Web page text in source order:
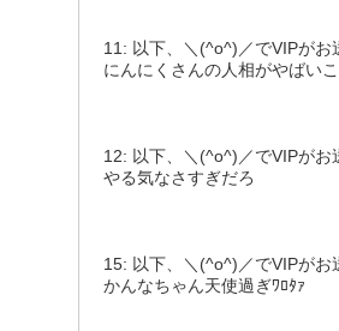
11: 以下、＼(^o^)／でVIPが
にんにくさんの人相がやばい
12: 以下、＼(^o^)／でVIPが
やる気なさすぎだろ
15: 以下、＼(^o^)／でVIPが
かんなちゃん天使過ぎﾜﾛﾀｧ